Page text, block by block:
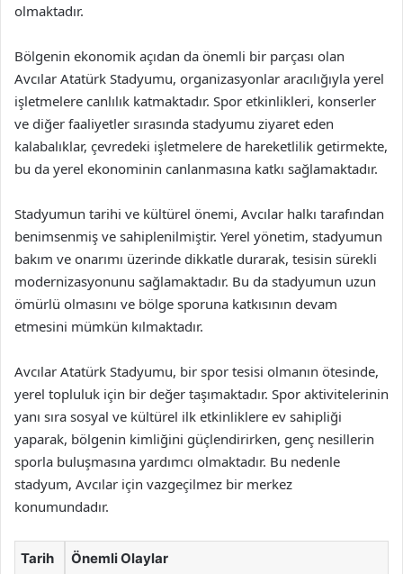
olmaktadır.
Bölgenin ekonomik açıdan da önemli bir parçası olan
Avcılar Atatürk Stadyumu, organizasyonlar aracılığıyla yerel
işletmelere canlılık katmaktadır. Spor etkinlikleri, konserler
ve diğer faaliyetler sırasında stadyumu ziyaret eden
kalabalıklar, çevredeki işletmelere de hareketlilik getirmekte,
bu da yerel ekonominin canlanmasına katkı sağlamaktadır.
Stadyumun tarihi ve kültürel önemi, Avcılar halkı tarafından
benimsenmiş ve sahiplenilmiştir. Yerel yönetim, stadyumun
bakım ve onarımı üzerinde dikkatle durarak, tesisin sürekli
modernizasyonunu sağlamaktadır. Bu da stadyumun uzun
ömürlü olmasını ve bölge sporuna katkısının devam
etmesini mümkün kılmaktadır.
Avcılar Atatürk Stadyumu, bir spor tesisi olmanın ötesinde,
yerel topluluk için bir değer taşımaktadır. Spor aktivitelerinin
yanı sıra sosyal ve kültürel ilk etkinliklere ev sahipliği
yaparak, bölgenin kimliğini güçlendirirken, genç nesillerin
sporla buluşmasına yardımcı olmaktadır. Bu nedenle
stadyum, Avcılar için vazgeçilmez bir merkez
konumundadır.
Tarih Önemli Olaylar